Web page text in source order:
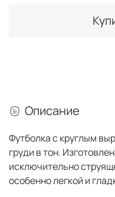
Описание
Футболка с круглым
груди в тон.
исключительно
особенно легкой и